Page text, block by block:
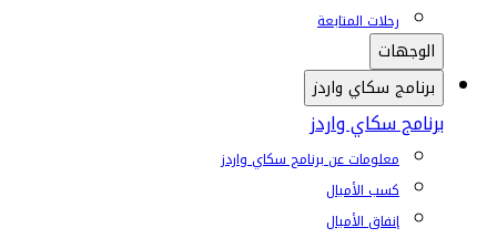
رحلات المتابعة
الوجهات
برنامج سكاي واردز
برنامج سكاي واردز
معلومات عن برنامج سكاي واردز
كسب الأميال
إنفاق الأميال